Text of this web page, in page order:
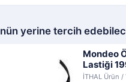
yerine tercih
Mondeo
Lastiği
İTHAL Ürün /